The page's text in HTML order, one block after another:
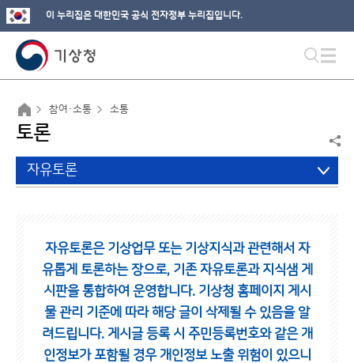
이 누리집은 대한민국 공식 전자정부 누리집입니다.
참여·소통 소통
토론
자유토론
자유토론은 기상업무 또는 기상지식과 관련해서 자
유롭게 토론하는 장으로, 기존 자유토론과 지식샘 게
시판을 통합하여 운영합니다. 기상청 홈페이지 게시
물 관리 기준에 따라 해당 글이 삭제될 수 있음을 알
려드립니다. 게시글 등록 시 주민등록번호와 같은 개
인정보가 포함될 경우 개인정보 노출 위험이 있으니